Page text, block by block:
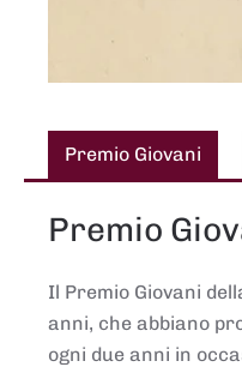
Premio Giovani
Premio
Il Premio Giovani
anni, che abbiano
ogni due anni in